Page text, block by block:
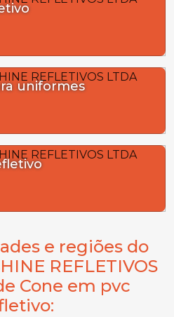
uniformes
e regiões do
REFLETIVOS
Cone em pvc